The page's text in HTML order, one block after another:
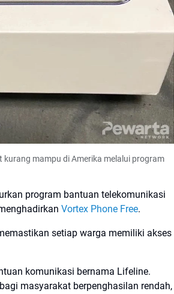
mampu di Amerika melalui program
program bantuan telekomunikasi
Vortex Phone Free.
setiap warga memiliki akses
komunikasi bernama Lifeline.
masyarakat berpenghasilan rendah,